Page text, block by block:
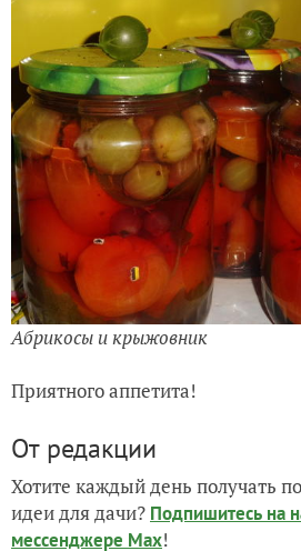
Абрикосы и крыжовник
Приятного аппетита!
От редакции
Хотите каждый день получать
идеи для дачи? Подпишитесь на
мессенджере Max!